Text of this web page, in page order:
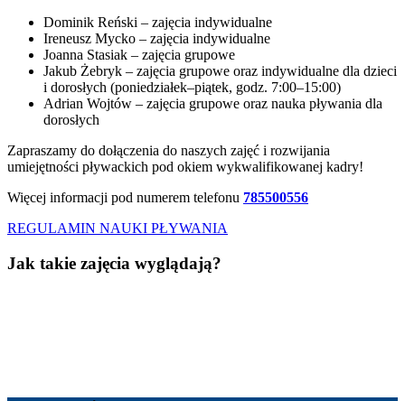
Dominik Reński – zajęcia indywidualne
Ireneusz Mycko – zajęcia indywidualne
Joanna Stasiak – zajęcia grupowe
Jakub Żebryk – zajęcia grupowe oraz indywidualne dla dzieci
i dorosłych (poniedziałek–piątek, godz. 7:00–15:00)
Adrian Wojtów – zajęcia grupowe oraz nauka pływania dla
dorosłych
Zapraszamy do dołączenia do naszych zajęć i rozwijania
umiejętności pływackich pod okiem wykwalifikowanej kadry!
Więcej informacji pod numerem telefonu 785500556
REGULAMIN NAUKI PŁYWANIA
Jak takie zajęcia wyglądają?